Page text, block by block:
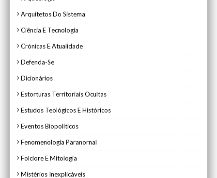
Arquitetos Do Sistema
Ciência E Tecnologia
Crónicas E Atualidade
Defenda-Se
Dicionários
Estorturas Territoriais Ocultas
Estudos Teológicos E Históricos
Eventos Biopolíticos
Fenomenologia Paranornal
Folclore E Mitologia
Mistérios Inexplicáveis